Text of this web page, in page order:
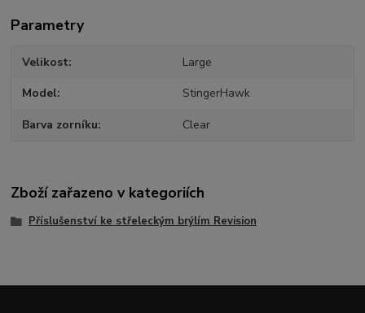
Parametry
Velikost Large
Model StingerHawk
Barva zorníku Clear
Zboží zařazeno v kategoriích
Příslušenství ke střeleckým brýlím Revision